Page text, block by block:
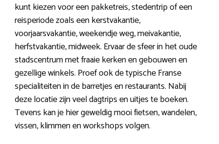
kunt kiezen voor een pakketreis, stedentrip of een
reisperiode zoals een kerstvakantie,
voorjaarsvakantie, weekendje weg, meivakantie,
herfstvakantie, midweek. Ervaar de sfeer in het oude
stadscentrum met fraaie kerken en gebouwen en
gezellige winkels. Proef ook de typische Franse
specialiteiten in de barretjes en restaurants. Nabij
deze locatie zijn veel dagtrips en uitjes te boeken.
Tevens kan je hier geweldig mooi fietsen, wandelen,
vissen, klimmen en workshops volgen.